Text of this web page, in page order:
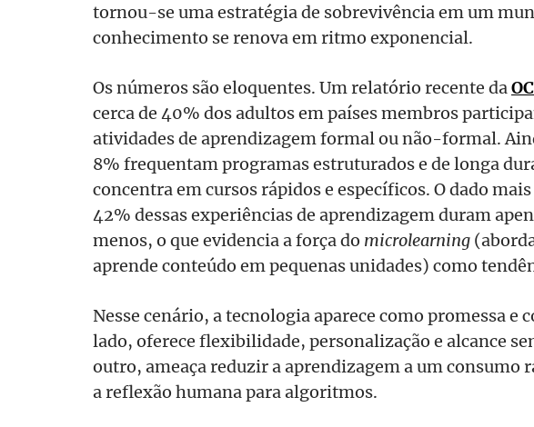
tornou-se uma estratégia de sobrevivência em um
conhecimento se renova em ritmo exponencial.
Os números são eloquentes. Um relatório recente da
cerca de 40% dos adultos em países membros
atividades de aprendizagem formal ou não-formal.
8% frequentam programas estruturados e de longa
concentra em cursos rápidos e específicos. O dado
42% dessas experiências de aprendizagem duram
menos, o que evidencia a força do microlearning
aprende conteúdo em pequenas unidades) como
Nesse cenário, a tecnologia aparece como promessa e
lado, oferece flexibilidade, personalização e alcance
outro, ameaça reduzir a aprendizagem a um consumo
a reflexão humana para algoritmos.